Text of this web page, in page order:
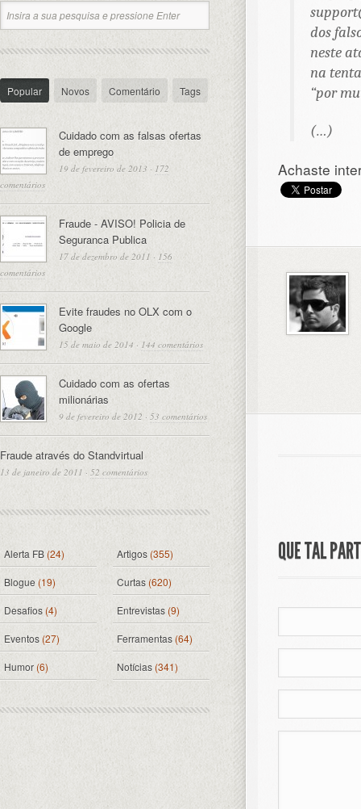
dos
neste
na
“por
(…)
Achaste
QUE TAL
Popular Novos Comentário Tags
Cuidado com as falsas ofertas
de emprego
19 de fevereiro de 2013 · 172
comentários
Fraude - AVISO! Policia de
Seguranca Publica
17 de dezembro de 2011 · 156
comentários
Evite fraudes no OLX com o
Google
15 de maio de 2014 · 144 comentários
Cuidado com as ofertas
milionárias
9 de fevereiro de 2012 · 53 comentários
Fraude através do Standvirtual
13 de janeiro de 2011 · 52 comentários
Alerta FB(24) Artigos (355)
Blogue (19) Curtas (620)
Desafios (4) Entrevistas (9)
Eventos(27) Ferramentas(64)
Humor (6) Notícias(341)